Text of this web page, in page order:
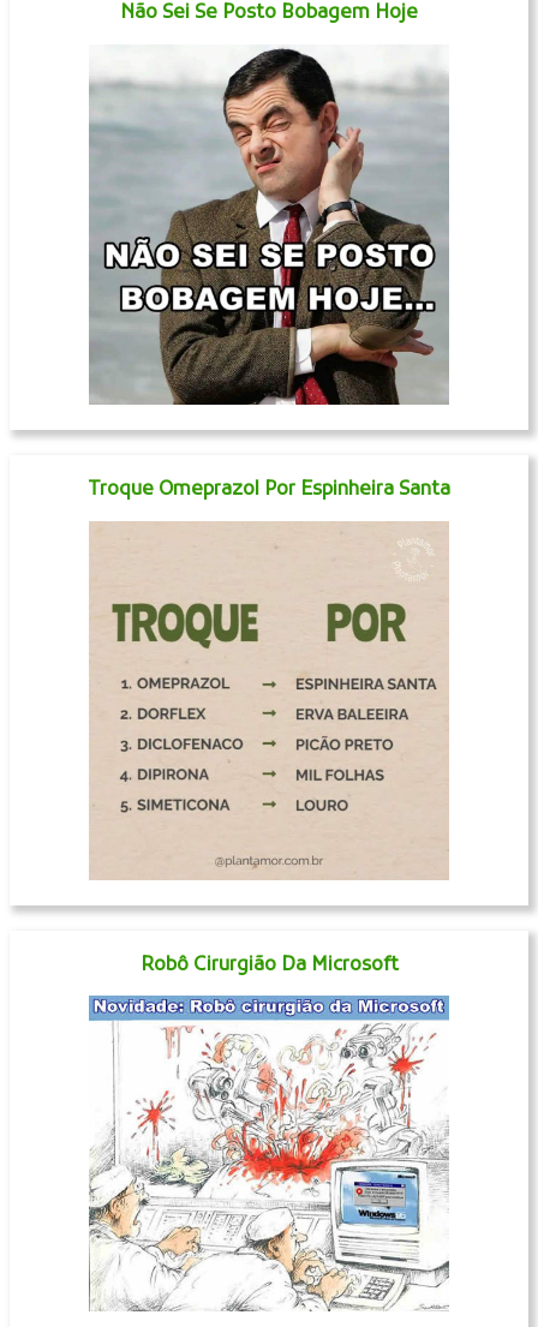
Não Sei Se Posto Bobagem Hoje
Troque Omeprazol Por Espinheira Santa
Robô Cirurgião Da Microsoft